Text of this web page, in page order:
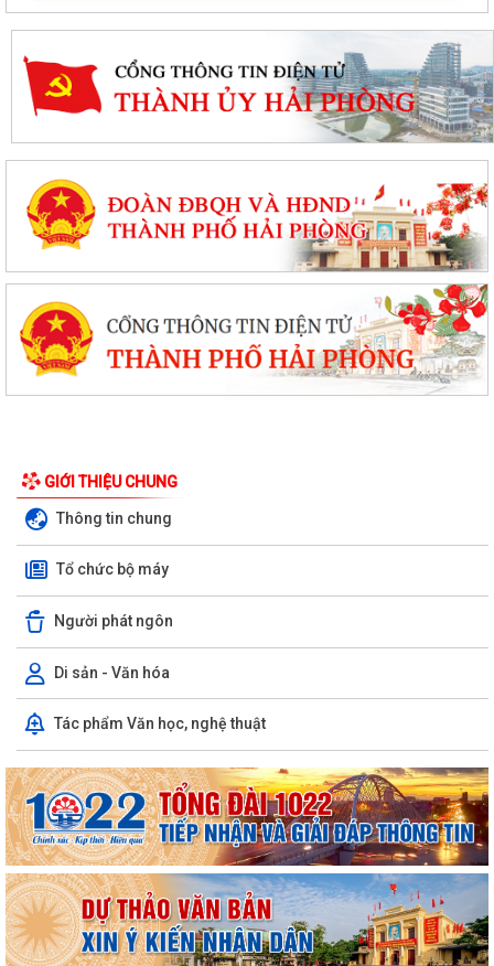
GIỚI THIỆU CHUNG
Thông tin chung
Tổ chức bộ máy
Người phát ngôn
Di sản - Văn hóa
Tác phẩm Văn học, nghệ thuật